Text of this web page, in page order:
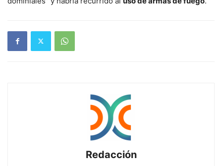
Redacción